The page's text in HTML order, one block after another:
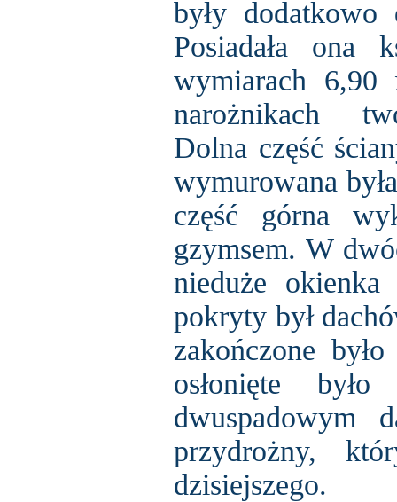
były dodatkowo
Posiadała ona
wymiarach
narożnikach
Dolna część
wymurowana
część górna
gzymsem. W
nieduże okienka
pokryty był
zakończone
osłonięte
dwuspadowym
przydrożny,
dzisiejszego.